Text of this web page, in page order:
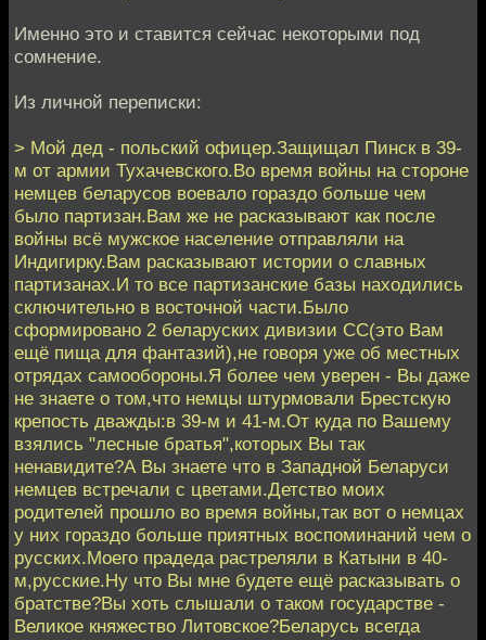
Именно это и ставится сейчас некоторыми под
сомнение.
Из личной переписки:
> Мой дед - польский офицер.Защищал Пинск в 39-
м от армии Тухачевского.Во время войны на стороне
немцев беларусов воевало гораздо больше чем
было партизан.Вам же не расказывают как после
войны всё мужское население отправляли на
Индигирку.Вам расказывают истории о славных
партизанах.И то все партизанские базы находились
сключительно в восточной части.Было
сформировано 2 беларуских дивизии СС(это Вам
ещё пища для фантазий),не говоря уже об местных
отрядах самообороны.Я более чем уверен - Вы даже
не знаете о том,что немцы штурмовали Брестскую
крепость дважды:в 39-м и 41-м.От куда по Вашему
взялись "лесные братья",которых Вы так
ненавидите?А Вы знаете что в Западной Беларуси
немцев встречали с цветами.Детство моих
родителей прошло во время войны,так вот о немцах
у них гораздо больше приятных воспоминаний чем о
русских.Моего прадеда растреляли в Катыни в 40-
м,русские.Ну что Вы мне будете ещё расказывать о
братстве?Вы хоть слышали о таком государстве -
Великое княжество Литовское?Беларусь всегда